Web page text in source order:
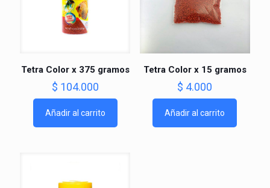
Tetra Color x 375 gramos
$ 104.000
Añadir al carrito
Tetra Color x 15 gramos
$ 4.000
Añadir al carrito